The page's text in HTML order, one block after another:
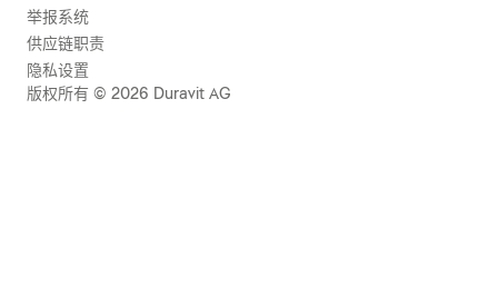
举报系统
供应链职责
隐私设置
版权所有 © 2026 Duravit AG